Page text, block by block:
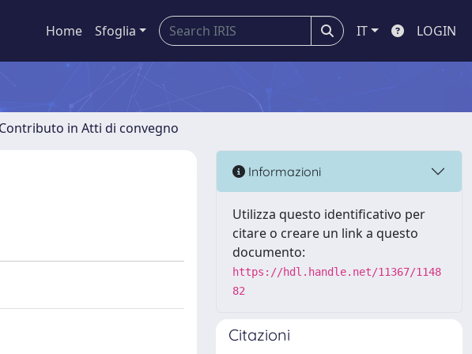
Home Sfoglia IT LOGIN
in Atti di convegno
Informazioni
Utilizza questo identificativo per
citare o creare un link a questo
documento:
https://hdl.handle.net/11367/1148
82
Citazioni